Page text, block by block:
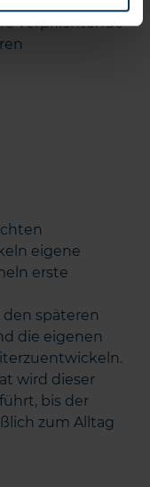
verpflichtende
eigene
erste
den späteren
die eigenen
wird dieser
bis der
zum Alltag